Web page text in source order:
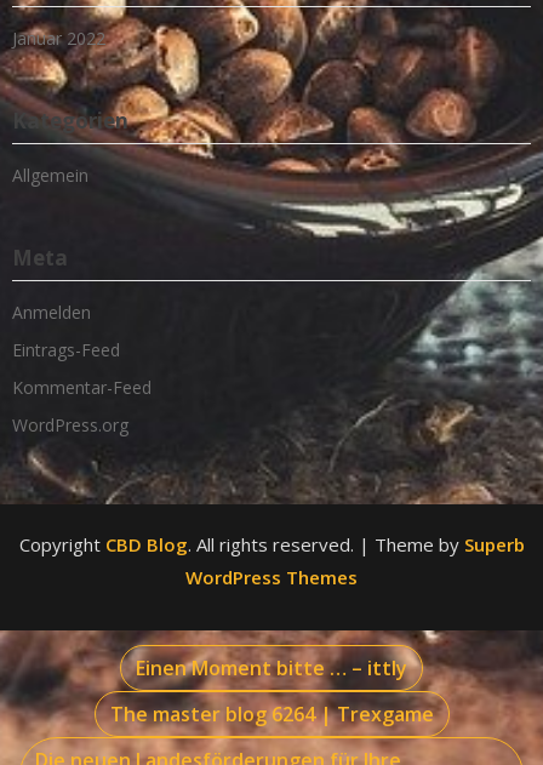
Januar 2022
Kategorien
Allgemein
Meta
Anmelden
Eintrags-Feed
Kommentar-Feed
WordPress.org
Copyright CBD Blog. All rights reserved. | Theme by Superb
WordPress Themes
Einen Moment bitte … – ittly
The master blog 6264 | Trexgame